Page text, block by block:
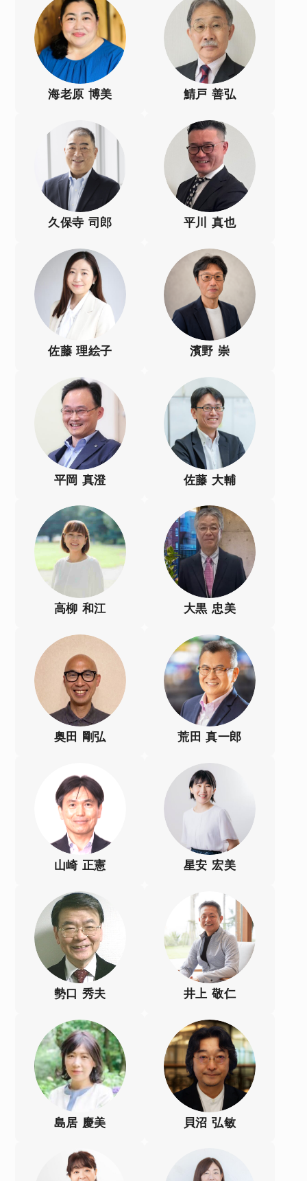
海老原 博美 鯖戸 善弘
久保寺 司郎 平川 真也
佐藤 理絵子 濱野 崇
平岡 真澄 佐藤 大輔
高柳 和江 大黒 忠美
奥田 剛弘 荒田 真一郎
山崎 正憲 星安 宏美
勢口 秀夫 井上 敬仁
島居 慶美 貝沼 弘敏